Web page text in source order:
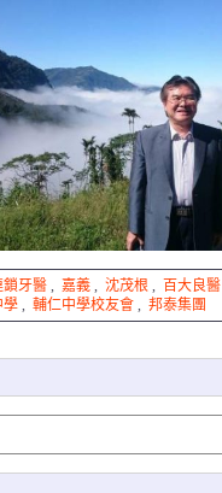
鎖牙醫 , 嘉義 , 沈茂根 , 百大良醫
學 , 輔仁中學校友會 , 邦泰集團